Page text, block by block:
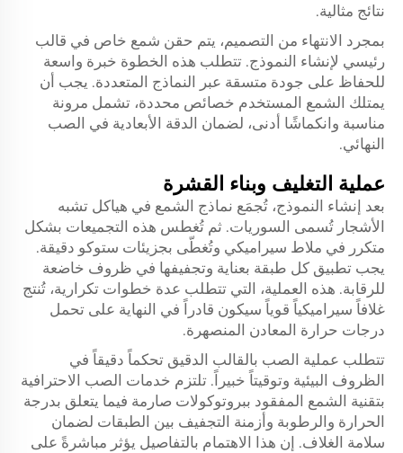
نتائج مثالية.
بمجرد الانتهاء من التصميم، يتم حقن شمع خاص في قالب
رئيسي لإنشاء النموذج. تتطلب هذه الخطوة خبرة واسعة
للحفاظ على جودة متسقة عبر النماذج المتعددة. يجب أن
يمتلك الشمع المستخدم خصائص محددة، تشمل مرونة
مناسبة وانكماشًا أدنى، لضمان الدقة الأبعادية في الصب
النهائي.
عملية التغليف وبناء القشرة
بعد إنشاء النموذج، تُجمَع نماذج الشمع في هياكل تشبه
الأشجار تُسمى السوريات. ثم تُغطس هذه التجميعات بشكل
متكرر في ملاط سيراميكي وتُغطّى بجزيئات ستوكو دقيقة.
يجب تطبيق كل طبقة بعناية وتجفيفها في ظروف خاضعة
للرقابة. هذه العملية، التي تتطلب عدة خطوات تكرارية، تُنتج
غلافاً سيراميكياً قوياً سيكون قادراً في النهاية على تحمل
درجات حرارة المعادن المنصهرة.
تتطلب عملية الصب بالقالب الدقيق تحكماً دقيقاً في
الظروف البيئية وتوقيتاً خبيراً. تلتزم خدمات الصب الاحترافية
بتقنية الشمع المفقود ببروتوكولات صارمة فيما يتعلق بدرجة
الحرارة والرطوبة وأزمنة التجفيف بين الطبقات لضمان
سلامة الغلاف. إن هذا الاهتمام بالتفاصيل يؤثر مباشرةً على